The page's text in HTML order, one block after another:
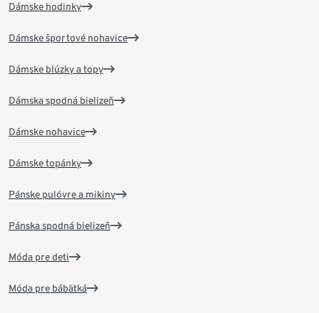
Dámske hodinky
Dámske športové nohavice
Dámske blúzky a topy
Dámska spodná bielizeň
Dámske nohavice
Dámske topánky
Pánske pulóvre a mikiny
Pánska spodná bielizeň
Móda pre deti
Móda pre bábätká